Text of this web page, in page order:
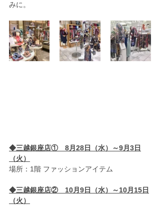
みに。
◆三越銀座店①　8月28日（水）～9月3日
（火）
場所：1階 ファッションアイテム
◆三越銀座店②　10月9日（水）～10月15日
（火）